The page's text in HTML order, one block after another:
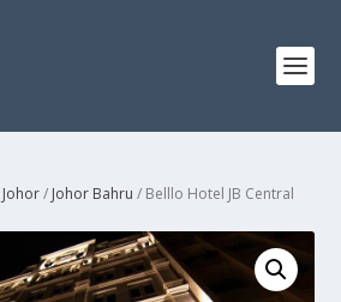
Johor/ Johor Bahru / Belllo Hotel JB Central